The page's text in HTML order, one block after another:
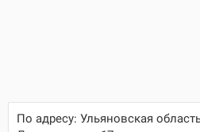
По адресу: Ульяновская